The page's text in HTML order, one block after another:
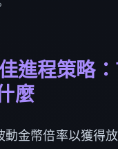
進程策略
麼
金幣倍率以獲得